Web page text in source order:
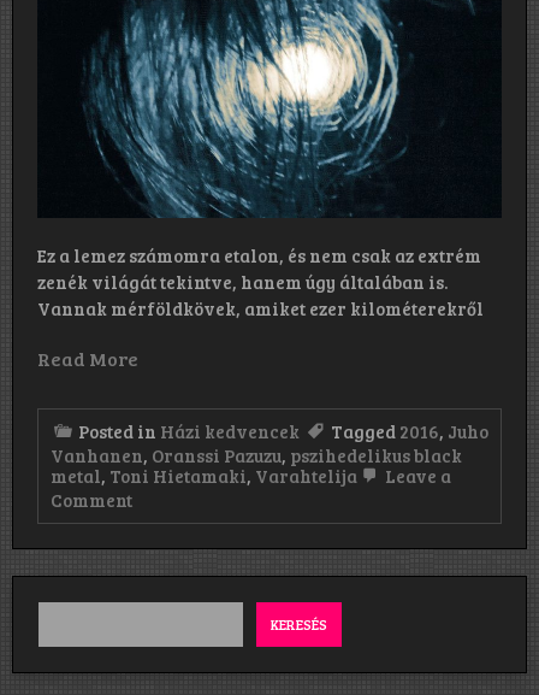
Ez a lemez számomra etalon, és nem csak az extrém
zenék világát tekintve, hanem úgy általában is.
Vannak mérföldkövek, amiket ezer kilométerekről
Read More
Posted in Házi kedvencek Tagged 2016, Juho
Vanhanen, Oranssi Pazuzu, pszihedelikus black
metal, Toni Hietamaki, Varahtelija
Leave a
Commenton
Oranssi
(2016)
KERESÉS